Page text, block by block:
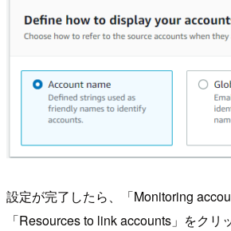
設定が完了したら、「Monitoring
「Resources to link accounts」をクリ